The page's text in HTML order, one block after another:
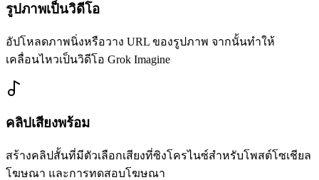
รูปภาพเป็นวิดีโอ
อัปโหลดภาพนิ่งหรือวาง URL ของรูปภาพ จากนั้นทำให้
เคลื่อนไหวเป็นวิดีโอ Grok Imagine
คลิปเสียงพร้อม
สร้างคลิปสั้นที่มีตัวเลือกเสียงที่ซิงโครไนซ์สำหรับโพสต์โซเชียล
โฆษณา และการทดสอบโฆษณา